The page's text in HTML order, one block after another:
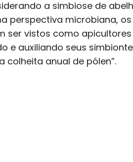
a simbiose de
perspectiva microbiana, os
ser vistos como apicultores
e auxiliando seus
colheita anual de pólen”.